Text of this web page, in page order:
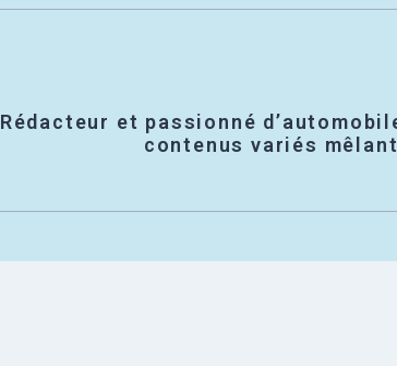
Rédacteur et passionné
contenus variés